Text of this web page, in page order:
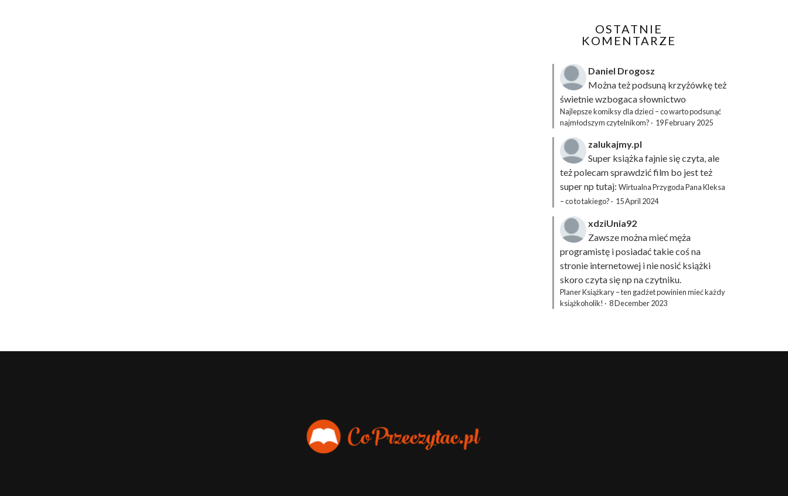
OSTATNIE
KOMENTARZE
Daniel Drogosz
Można też podsuną krzyżówkęteż
świetnie wzbogaca słownictwo
Najlepsze komiksy dla dzieci – co warto podsunąć
najmłodszym czytelnikom? · 19 February 2025
zalukajmy.pl
Super książka fajnie się czyta, ale
też polecam sprawdzić film bo jest też
super np tutaj: Wirtualna Przygoda Pana Kleksa
– co to takiego? · 15 April 2024
xdziUnia92
Zawsze można mieć męża
programistę i posiadać takie coś na
stronie internetowej i nie nosić książki
skoro czyta się np na czytniku.
Planer Książkary – ten gadżet powinien mieć każdy
książkoholik! · 8 December 2023